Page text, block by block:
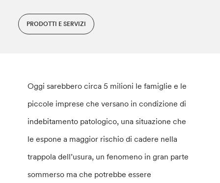
PRODOTTI E SERVIZI
Oggi sarebbero circa 5 milioni le famiglie e le
piccole imprese che versano in condizione di
indebitamento patologico, una situazione che
le espone a maggior rischio di cadere nella
trappola dell’usura, un fenomeno in gran parte
sommerso ma che potrebbe essere